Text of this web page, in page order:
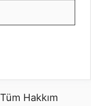
Tüm Hakkım